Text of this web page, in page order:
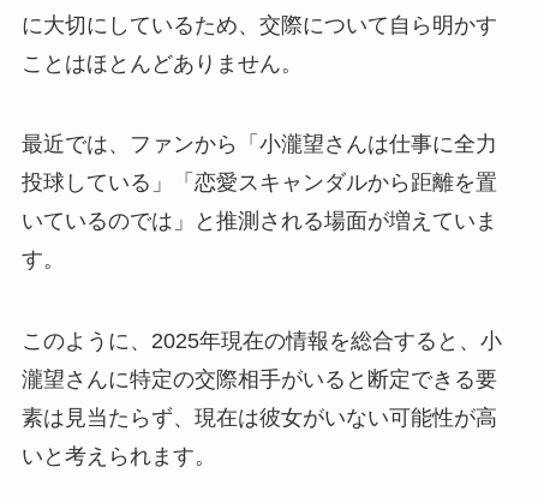
に大切にしているため、交際について自ら明かす
ことはほとんどありません。
最近では、ファンから「小瀧望さんは仕事に全力
投球している」「恋愛スキャンダルから距離を置
いているのでは」と推測される場面が増えていま
す。
このように、2025年現在の情報を総合すると、小
瀧望さんに特定の交際相手がいると断定できる要
素は見当たらず、現在は彼女がいない可能性が高
いと考えられます。